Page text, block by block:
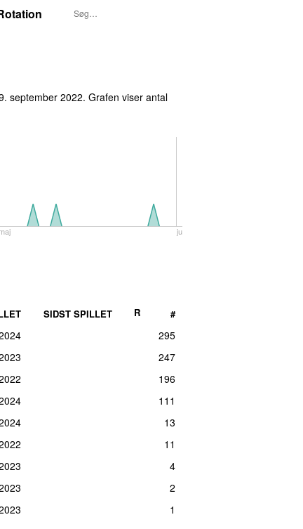
september 2022. Grafen viser antal
maj juni
SIDST SPILLET R #
295
247
196
111
13
11
4
2
1